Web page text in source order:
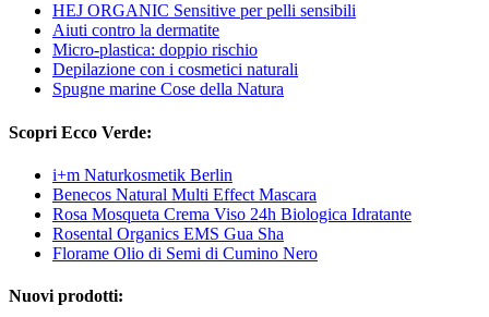
HEJ ORGANIC Sensitive per pelli sensibili
Aiuti contro la dermatite
Micro-plastica: doppio rischio
Depilazione con i cosmetici naturali
Spugne marine Cose della Natura
Scopri Ecco Verde:
i+m Naturkosmetik Berlin
Benecos Natural Multi Effect Mascara
Rosa Mosqueta Crema Viso 24h Biologica Idratante
Rosental Organics EMS Gua Sha
Florame Olio di Semi di Cumino Nero
Nuovi prodotti: